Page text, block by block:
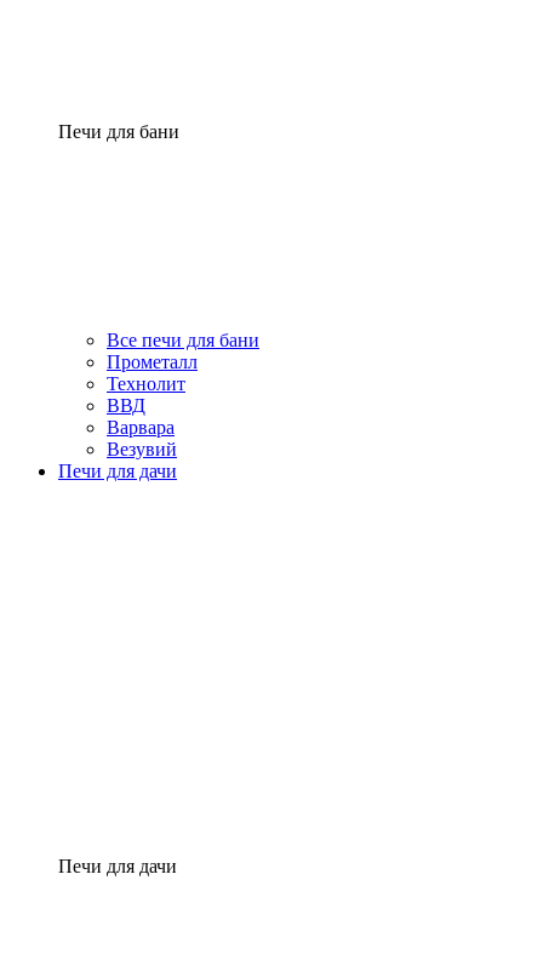
Печи для бани
Все печи для бани
Прометалл
Технолит
ВВД
Варвара
Везувий
Печи для дачи
Печи для дачи